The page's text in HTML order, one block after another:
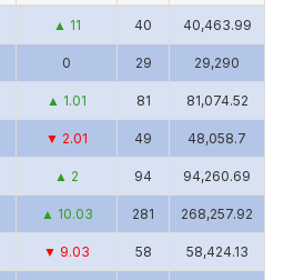
▲ 11 40 40,463.99
0 29 29,290
▲ 1.01 81 81,074.52
▼ 2.01 49 48,058.7
▲ 2 94 94,260.69
▲ 10.03 281 268,257.92
▼ 9.03 58 58,424.13